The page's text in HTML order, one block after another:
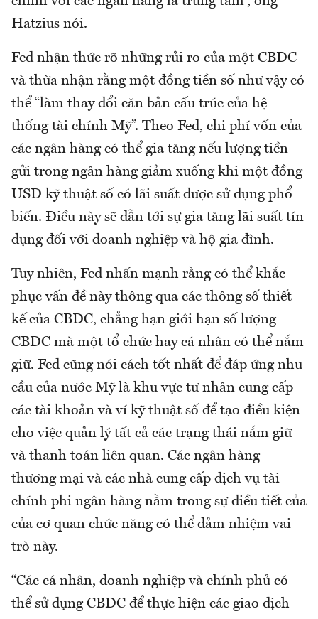
Hatzius nói.
Fed nhận thức rõ những rủi ro của một CBDC
và thừa nhận rằng một đồng tiền số như vậy có
thể “làm thay đổi căn bản cấu trúc của hệ
thống tài chính Mỹ”. Theo Fed, chi phí vốn của
các ngân hàng có thể gia tăng nếu lượng tiền
gửi trong ngân hàng giảm xuống khi một đồng
USD kỹ thuật số có lãi suất được sử dụng phổ
biến. Điều này sẽ dẫn tới sự gia tăng lãi suất tín
dụng đối với doanh nghiệp và hộ gia đình.
Tuy nhiên, Fed nhấn mạnh rằng có thể khắc
phục vấn đề này thông qua các thông số thiết
kế của CBDC, chẳng hạn giới hạn số lượng
CBDC mà một tổ chức hay cá nhân có thể nắm
giữ. Fed cũng nói cách tốt nhất để đáp ứng nhu
cầu của nước Mỹ là khu vực tư nhân cung cấp
các tài khoản và ví kỹ thuật số để tạo điều kiện
cho việc quản lý tất cả các trạng thái nắm giữ
và thanh toán liên quan. Các ngân hàng
thương mại và các nhà cung cấp dịch vụ tài
chính phi ngân hàng nằm trong sự điều tiết của
của cơ quan chức năng có thể đảm nhiệm vai
trò này.
“Các cá nhân, doanh nghiệp và chính phủ có
thể sử dụng CBDC để thực hiện các giao dịch